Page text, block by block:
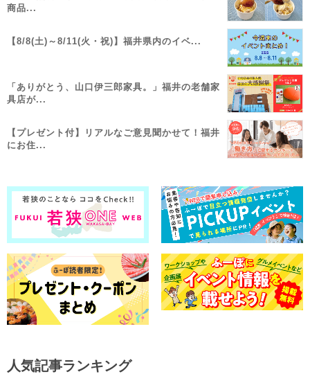
商品...
【8/8(土)～8/11(火・祝)】福井県内のイベ...
「ありがとう、山口伊三郎家具。」福井の老舗家
具店が...
【プレゼント付】リアルなご意見聞かせて！福井
にお住...
人気記事ランキング